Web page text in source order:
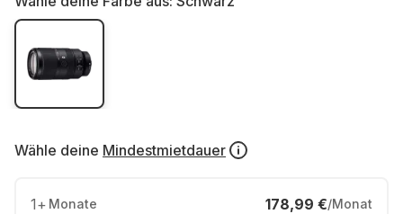
Wähle deine Mindestmietdauer
1+ Monate 178,99 €/Monat